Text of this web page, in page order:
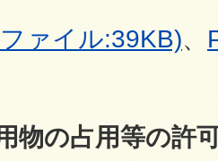
ァイル:39KB)、
物の占用等の許